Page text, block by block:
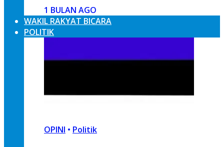
1 BULAN AGO
WAKIL RAKYAT BICARA
POLITIK
OPINI • Politik